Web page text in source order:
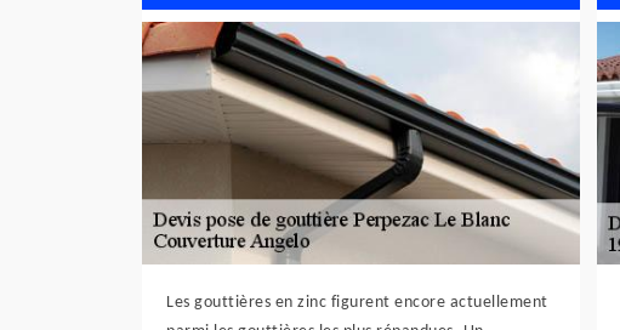
Les gouttières en zinc figurent encore actuellement